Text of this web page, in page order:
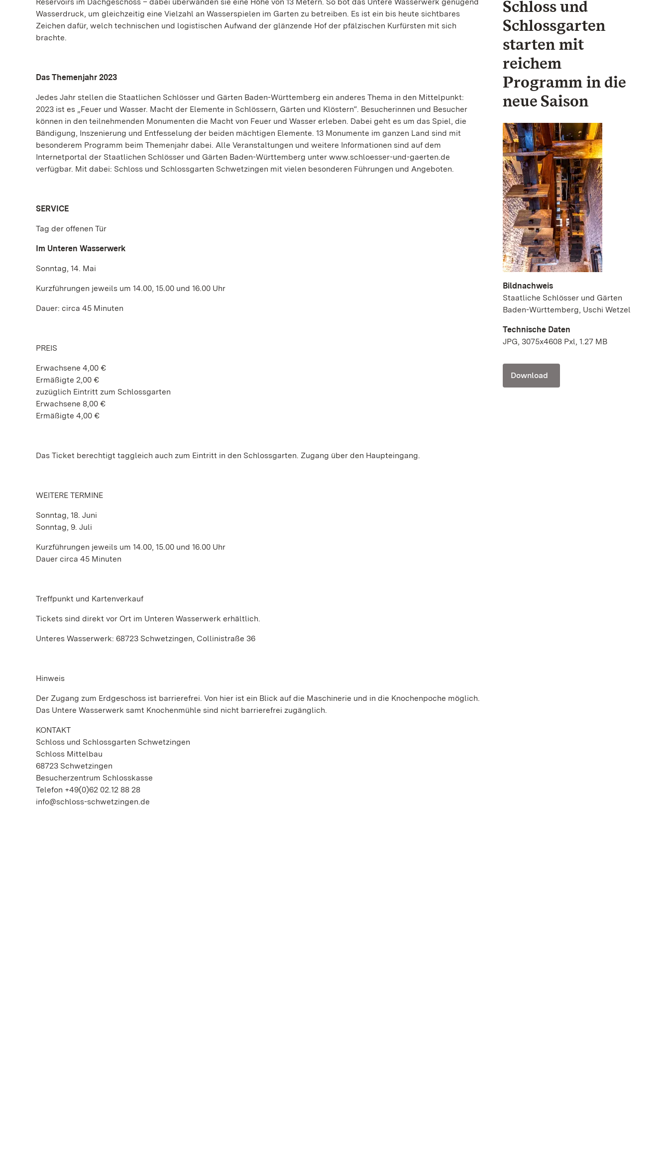
Wasserdruck, um gleichzeitig eine Vielzahl an Wasserspielen im Garten zu betreiben. Es ist ein bis heute sichtbares
Zeichen dafür, welch technischen und logistischen Aufwand der glänzende Hof der pfälzischen Kurfürsten mit sich
brachte.
Das Themenjahr 2023
Jedes Jahr stellen die Staatlichen Schlösser und Gärten Baden-Württemberg ein anderes Thema in den Mittelpunkt:
2023 ist es „Feuer und Wasser. Macht der Elemente in Schlössern, Gärten und Klöstern“. Besucherinnen und Besucher
können in den teilnehmenden Monumenten die Macht von Feuer und Wasser erleben. Dabei geht es um das Spiel, die
Bändigung, Inszenierung und Entfesselung der beiden mächtigen Elemente. 13 Monumente im ganzen Land sind mit
besonderem Programm beim Themenjahr dabei. Alle Veranstaltungen und weitere Informationen sind auf dem
Internetportal der Staatlichen Schlösser und Gärten Baden-Württemberg unter www.schloesser-und-gaerten.de
verfügbar. Mit dabei: Schloss und Schlossgarten Schwetzingen mit vielen besonderen Führungen und Angeboten.
SERVICE
Tag der offenen Tür
Im Unteren Wasserwerk
Sonntag, 14. Mai
Kurzführungen jeweils um 14.00, 15.00 und 16.00 Uhr
Dauer: circa 45 Minuten
PREIS
Erwachsene 4,00 €
Ermäßigte 2,00 €
zuzüglich Eintritt zum Schlossgarten
Erwachsene 8,00 €
Ermäßigte 4,00 €
Das Ticket berechtigt taggleich auch zum Eintritt in den Schlossgarten. Zugang über den Haupteingang.
WEITERE TERMINE
Sonntag, 18. Juni
Sonntag, 9. Juli
Kurzführungen jeweils um 14.00, 15.00 und 16.00 Uhr
Dauer circa 45 Minuten
Treffpunkt und Kartenverkauf
Tickets sind direkt vor Ort im Unteren Wasserwerk erhältlich.
Unteres Wasserwerk: 68723 Schwetzingen, Collinistraße 36
Hinweis
Der Zugang zum Erdgeschoss ist barrierefrei. Von hier ist ein Blick auf die Maschinerie und in die Knochenpoche möglich.
Das Untere Wasserwerk samt Knochenmühle sind nicht barrierefrei zugänglich.
KONTAKT
Schloss und Schlossgarten Schwetzingen
Schloss Mittelbau
68723 Schwetzingen
Besucherzentrum Schlosskasse
Telefon +49(0)62 02.12 88 28
info@schloss-schwetzingen.de
Schloss und
Schlossgarten
starten mit
reichem
Programm in die
neue Saison
Bildnachweis
Staatliche Schlösser und Gärten
Baden-Württemberg, Uschi Wetzel
Technische Daten
JPG, 3075x4608 Pxl, 1.27 MB
Download